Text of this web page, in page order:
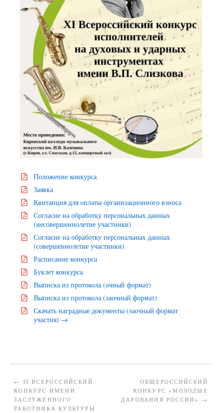
Положение конкурса
Заявка
Квитанция для оплаты организационного взноса
Согласие на обработку персональных данных
(несовершеннолетие участники)
Согласие на обработку персональных данных
(совершеннолетие участники)
Расписание конкурса
Буклет конкурса
Выписка из протокола (очный формат)
Выписка из протокола (заочный формат)
Скачать наградные документы (заочный формат
участия) →
← II ВСЕРОССИЙСКИЙ
КОНКУРС ИМЕНИ
ЗАСЛУЖЕННОГО
РАБОТНИКА КУЛЬТУРЫ
ОБЩЕРОССИЙСКИЙ
КОНКУРС «МОЛОДЫЕ
ДАРОВАНИЯ РОССИИ» →